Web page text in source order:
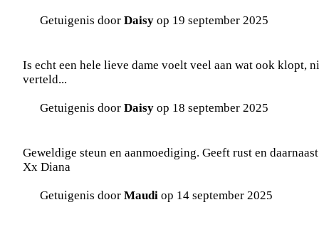
Getuigenis door Daisy op 19 september 2025
Is echt een hele lieve dame voelt veel aan wat ook klopt,
verteld...
Getuigenis door Daisy op 18 september 2025
Geweldige steun en aanmoediging. Geeft rust en
Xx Diana
Getuigenis door Maudi op 14 september 2025